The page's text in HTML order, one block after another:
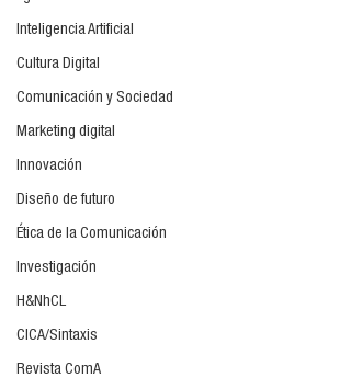
Inteligencia Artificial
Cultura Digital
Comunicación y Sociedad
Marketing digital
Innovación
Diseño de futuro
Ética de la Comunicación
Investigación
H&NhCL
CICA/Sintaxis
Revista ComA